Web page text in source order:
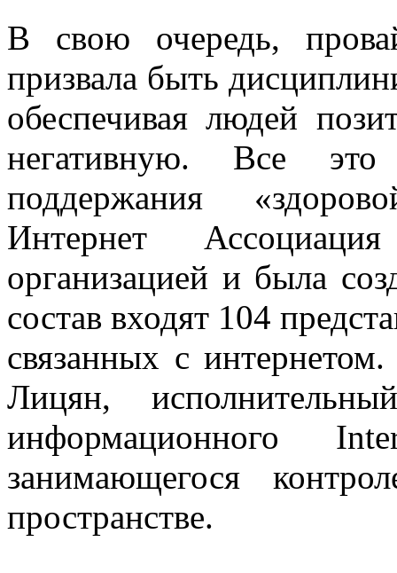
В свою очередь,
призвала быть
обеспечивая людей
негативную. Все это
поддержания
Интернет
организацией и была
состав входят 104
связанных с
Лицян,
информационного
занимающегося
пространстве.